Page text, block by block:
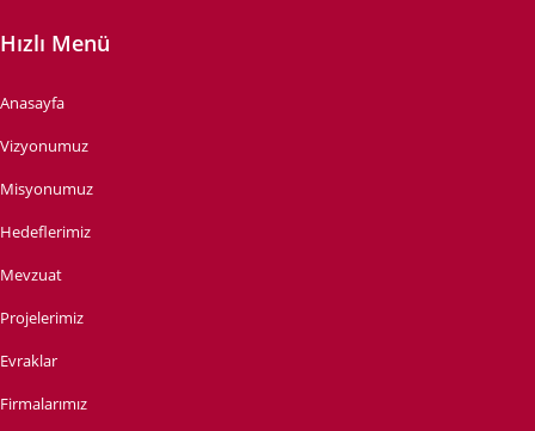
Hızlı Menü
Anasayfa
Vizyonumuz
Misyonumuz
Hedeflerimiz
Mevzuat
Projelerimiz
Evraklar
Firmalarımız